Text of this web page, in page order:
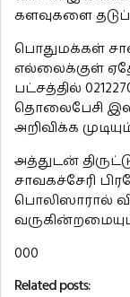
களவுகளை
பொதுமக்கள்
எல்லைக்குள்
பட்சத்தில்
தொலைபேசி
அறிவிக்க
அத்துடன்
சாவகச்சேரி
பொலிஸாரால்
000
Related posts: